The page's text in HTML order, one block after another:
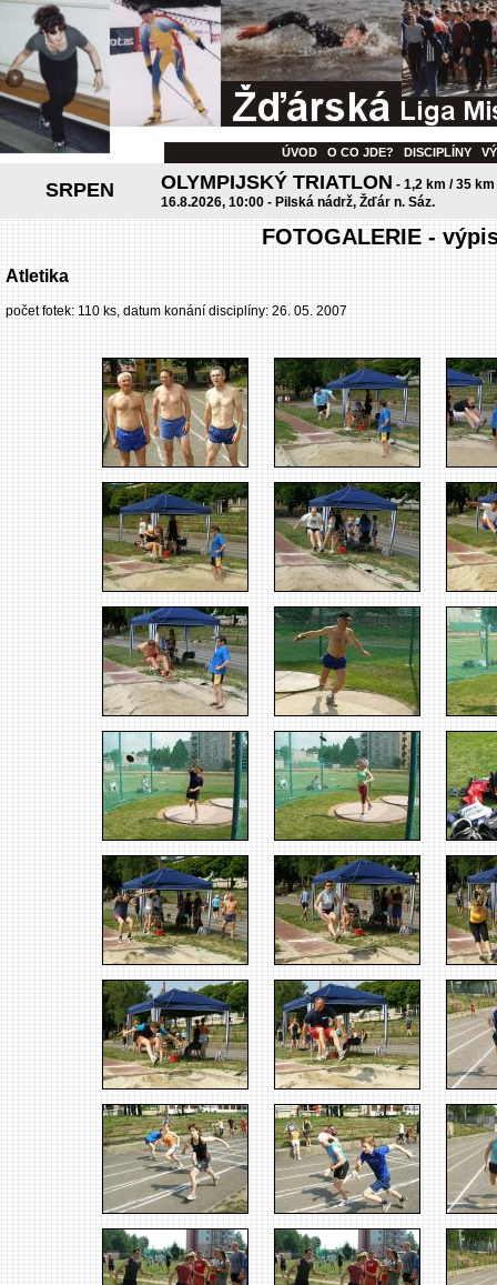
ÚVOD O CO JDE? DISCIPLÍNY
SRPEN OLYMPIJSKÝ TRIATLON - 1,2 km / 35
16.8.2026, 10:00 - Pilská nádrž, Žďár n. Sáz.
FOTOGALERIE -
Atletika
počet fotek: 110 ks, datum konání disciplíny: 26. 05. 2007